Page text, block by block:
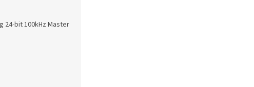
24-bit 100kHz Master